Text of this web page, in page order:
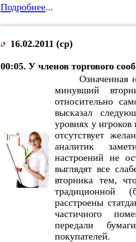
Подробнее...
16.02.2011 (ср)
00:05. У членов торгового
Означенная
минувший
относительно
высказал
уровнях у
отсутствует
аналитик
настроений не
выглядят все
вторника тем,
традиционной
расстроены
частичного
передали
покупателей.